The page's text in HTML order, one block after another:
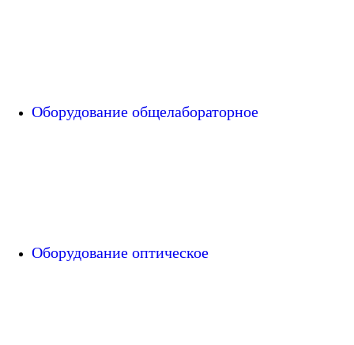
Оборудование общелабораторное
Оборудование оптическое